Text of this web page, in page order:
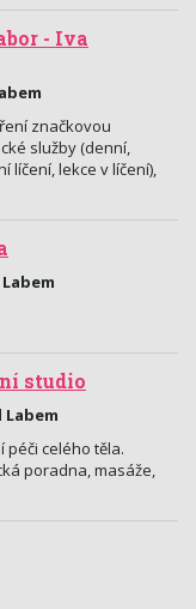
- Iva
značkovou
služby (denní,
líčení, lekce v líčení),
studio
Labem
celého těla.
poradna, masáže,